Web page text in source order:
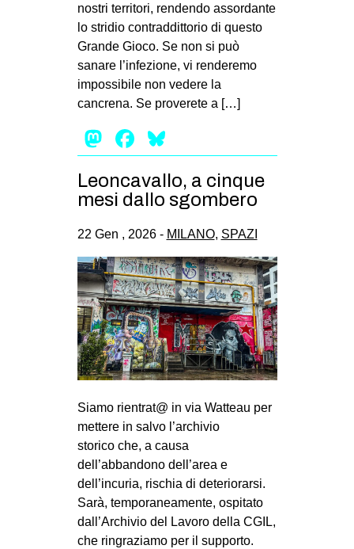
nostri territori, rendendo assordante
lo stridio contraddittorio di questo
Grande Gioco. Se non si può
sanare l’infezione, vi renderemo
impossibile non vedere la
cancrena. Se proverete a […]
Mastodon
Facebook
Leoncavallo, a cinque
mesi dallo sgombero
22 Gen , 2026 - MILANO, SPAZI
Siamo rientrat@ in via Watteau per
mettere in salvo l’archivio
storico che, a causa
dell’abbandono dell’area e
dell’incuria, rischia di deteriorarsi.
Sarà, temporaneamente, ospitato
dall’Archivio del Lavoro della CGIL,
che ringraziamo per il supporto.